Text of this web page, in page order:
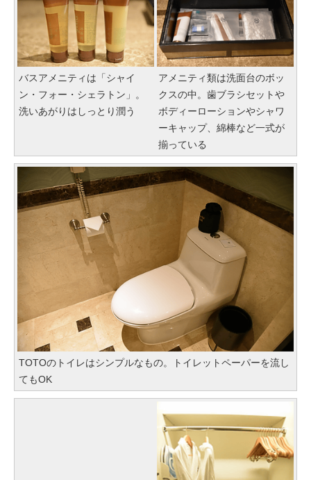
バスアメニティは「シャイ
ン・フォー・シェラトン」。
洗いあがりはしっとり潤う
アメニティ類は洗面台のボッ
クスの中。歯ブラシセットや
ボディーローションやシャワ
ーキャップ、綿棒など一式が
揃っている
TOTOのトイレはシンプルなもの。トイレットペーパーを流し
てもOK